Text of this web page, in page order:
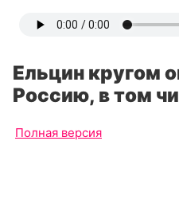
Ельцин кругом
Россию, в том
Полная версия